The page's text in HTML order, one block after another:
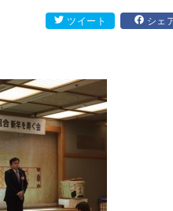
ツイート シェ